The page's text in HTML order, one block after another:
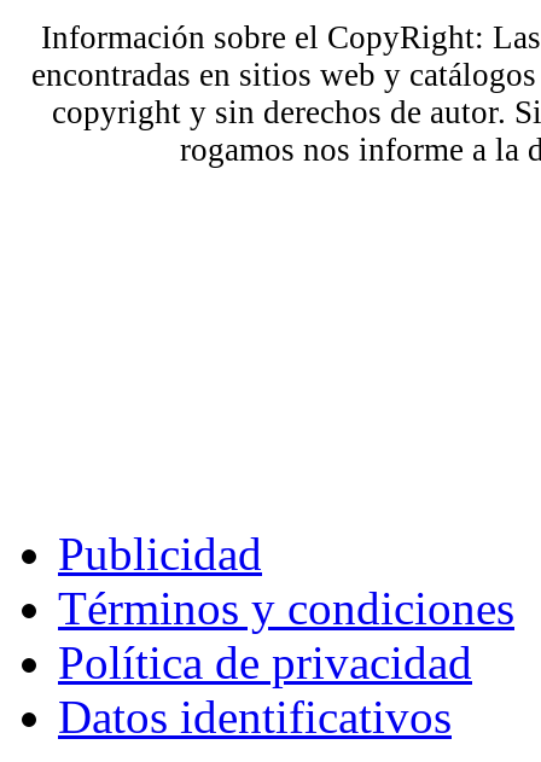
Información sobre el CopyRight:
encontradas en sitios web y
copyright y sin derechos de autor.
rogamos nos informe a la
Publicidad
Términos y condiciones
Política de privacidad
Datos identificativos